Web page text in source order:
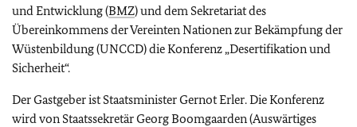
und Entwicklung (BMZ) und dem Sekretariat des
Übereinkommens der Vereinten Nationen zur Bekämpfung der
Wüstenbildung (UNCCD) die Konferenz „Desertifikation und
Sicherheit“.
Der Gastgeber ist Staatsminister Gernot Erler. Die Konferenz
wird von Staatssekretär Georg Boomgaarden (Auswärtiges